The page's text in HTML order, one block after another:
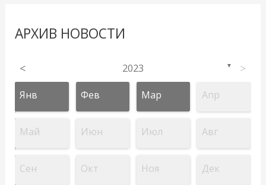
АРХИВ НОВОСТИ
< 2023 ▼ >
Янв Фев Мар Апр
Май Июн Июл Авг
Сен Окт Ноя Дек